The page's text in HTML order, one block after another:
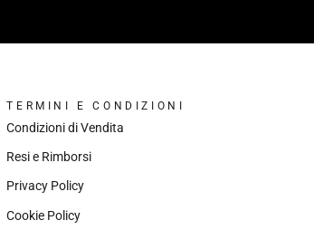
TERMINI E CONDIZIONI
Condizioni di Vendita
Resi e Rimborsi
Privacy Policy
Cookie Policy